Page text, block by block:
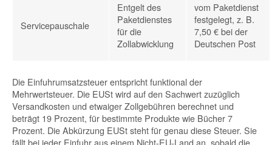
Servicepauschale
Entgelt des
Paketdienstes
für die
Zollabwicklung
vom Paketdienst
festgelegt, z. B.
7,50 € bei der
Deutschen Post
Die Einfuhrumsatzsteuer entspricht funktional der
Mehrwertsteuer. Die EUSt wird auf den Sachwert zuzüglich
Versandkosten und etwaiger Zollgebühren berechnet und
beträgt 19 Prozent, für bestimmte Produkte wie Bücher 7
Prozent. Die Abkürzung EUSt steht für genau diese Steuer. Sie
fällt bei jeder Einfuhr aus einem Nicht-EU-Land an, sobald die